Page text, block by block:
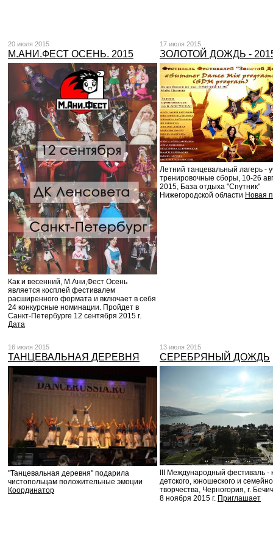
20 июля 2015
М.АНИ.ФЕСТ ОСЕНЬ. 2015
Как и весенний, М.Ани,Фест Осень
является косплей фестивалем
расширенного формата и включает в себя
24 конкурсные номинации. Пройдет в
Санкт-Петербурге 12 сентября 2015 г.
Дата
17 июля 2015
ЗОЛОТОЙ ДОЖДЬ -
Летний танцевальный лагерь -
тренировочные сборы, 10-26
2015, База отдыха "Спутник"
Нижегородской области Новая
16 июля 2015
ТАНЦЕВАЛЬНАЯ ДЕРЕВНЯ
"Танцевальная деревня" подарила
чистопольцам положительные эмоции
Координатор
13 июля 2015
СЕРЕБРЯНЫЙ ДОЖДЬ
III Международный фестиваль -
детского, юношеского и
творчества, Черногория, г.
8 ноября 2015 г. Приглашает